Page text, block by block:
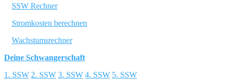
SSW Rechner
Stromkosten berechnen
Wachstumsrechner
Deine Schwangerschaft
1. SSW 2. SSW 3. SSW 4. SSW 5. SSW